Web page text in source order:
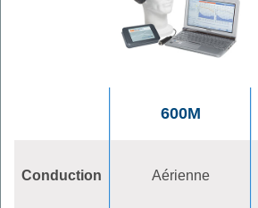
600M
Conduction Aérienne